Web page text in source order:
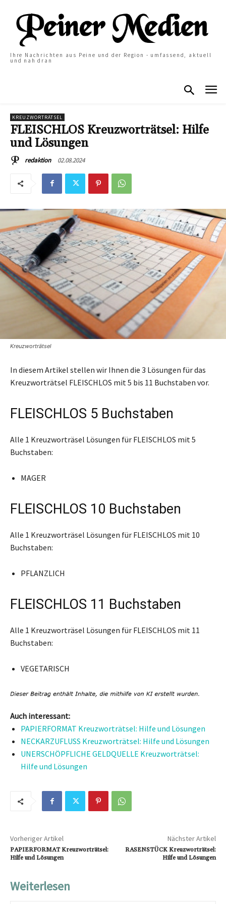
Ihre Nachrichten aus Peine und der Region - umfassend, aktuell
und nah dran
KREUZWORTRÄTSEL
FLEISCHLOS Kreuzworträtsel: Hilfe
und Lösungen
redaktion 02.08.2024
Kreuzworträtsel
In diesem Artikel stellen wir Ihnen die 3 Lösungen für das
Kreuzworträtsel FLEISCHLOS mit 5 bis 11 Buchstaben vor.
FLEISCHLOS 5 Buchstaben
Alle 1 Kreuzworträsel Lösungen für FLEISCHLOS mit 5
Buchstaben:
MAGER
FLEISCHLOS 10 Buchstaben
Alle 1 Kreuzworträsel Lösungen für FLEISCHLOS mit 10
Buchstaben:
PFLANZLICH
FLEISCHLOS 11 Buchstaben
Alle 1 Kreuzworträsel Lösungen für FLEISCHLOS mit 11
Buchstaben:
VEGETARISCH
Auch interessant:
PAPIERFORMAT Kreuzworträtsel: Hilfe und Lösungen
NECKARZUFLUSS Kreuzworträtsel: Hilfe und Lösungen
UNERSCHÖPFLICHE GELDQUELLE Kreuzworträtsel:
Hilfe und Lösungen
Vorheriger Artikel
PAPIERFORMAT Kreuzworträtsel:
Hilfe und Lösungen
Nächster Artikel
RASENSTÜCK Kreuzworträtsel:
Hilfe und Lösungen
Weiterlesen